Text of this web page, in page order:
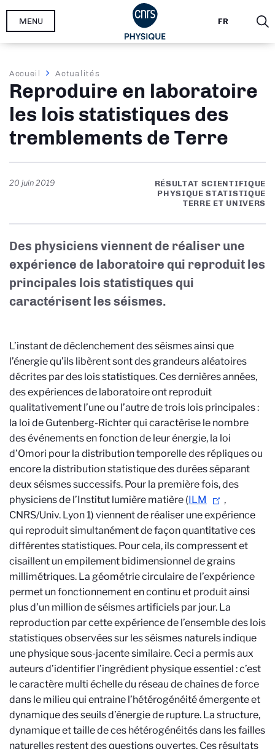
Aller
FR
MENU
Fil
d'Ariane
Accueil Actualités
Reproduire en laboratoire
les lois statistiques des
tremblements de Terre
20 juin 2019
RÉSULTAT SCIENTIFIQUE
PHYSIQUE STATISTIQUE
TERRE ET UNIVERS
Des physiciens viennent de réaliser une
expérience de laboratoire qui reproduit les
principales lois statistiques qui
caractérisent les séismes.
L’instant de déclenchement des séismes ainsi que
l’énergie qu’ils libèrent sont des grandeurs aléatoires
décrites par des lois statistiques. Ces dernières années,
des expériences de laboratoire ont reproduit
qualitativement l’une ou l’autre de trois lois principales :
la loi de Gutenberg-Richter qui caractérise le nombre
des événements en fonction de leur énergie, la loi
d’Omori pour la distribution temporelle des répliques ou
encore la distribution statistique des durées séparant
deux séismes successifs. Pour la première fois, des
physiciens de l’Institut lumière matière (ILM
,
CNRS/Univ. Lyon 1) viennent de réaliser une expérience
qui reproduit simultanément de façon quantitative ces
différentes statistiques. Pour cela, ils compressent et
cisaillent un empilement bidimensionnel de grains
millimétriques. La géométrie circulaire de l’expérience
permet un fonctionnement en continu et produit ainsi
plus d’un million de séismes artificiels par jour. La
reproduction par cette expérience de l’ensemble des lois
statistiques observées sur les séismes naturels indique
une physique sous-jacente similaire. Ceci a permis aux
auteurs d’identifier l’ingrédient physique essentiel : c’est
le caractère multi échelle du réseau de chaînes de force
dans le milieu qui entraine l’hétérogénéité émergente et
dynamique des seuils d’énergie de rupture. La structure,
dynamique et taille de ces hétérogénéités dans les failles
naturelles restent des questions ouvertes. Ces résultats